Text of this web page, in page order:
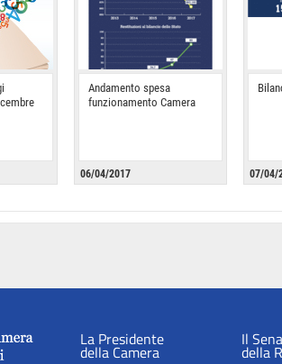
Andamento spesa
funzionamento Camera
06/04/2017 07/04/
La Presidente
della Camera
Il
della